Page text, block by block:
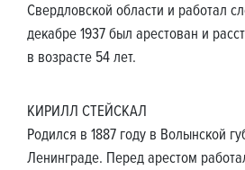
Свердловской области и работал
декабре 1937 был арестован и
в возрасте 54 лет.
КИРИЛЛ СТЕЙСКАЛ
Родился в 1887 году в Волынской
Ленинграде. Перед арестом